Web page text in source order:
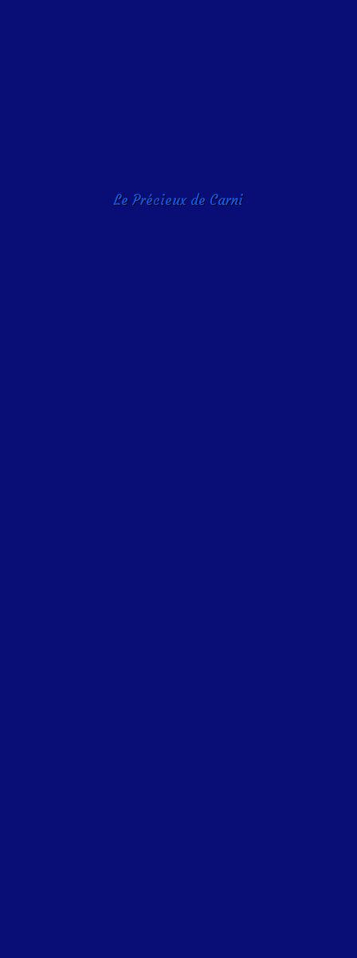
Le Précieux de Carni